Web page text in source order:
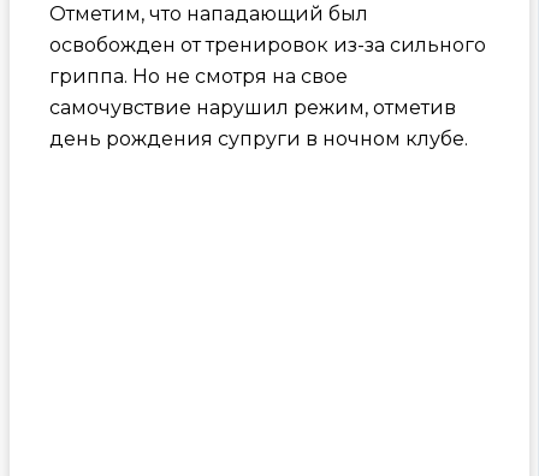
Отметим, что нападающий был
освобожден от тренировок из-за сильного
гриппа. Но не смотря на свое
самочувствие нарушил режим, отметив
день рождения супруги в ночном клубе.